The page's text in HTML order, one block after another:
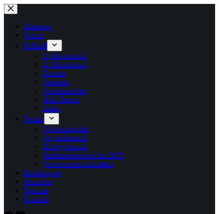
Zum
Inhalt
springenStartseite
Verein
Fußball
1. Mannschaft
2. Mannschaft
Damen
Junioren
Schiedsrichter
Alte Herren
Links
Tennis
Verbandsspiele
Jugendbereich
Hobbybereich
Stadtmeisterschaften 2025
Vereinsmeisterschaften
Breitensport
Aktuelles
Termine
Kontakt